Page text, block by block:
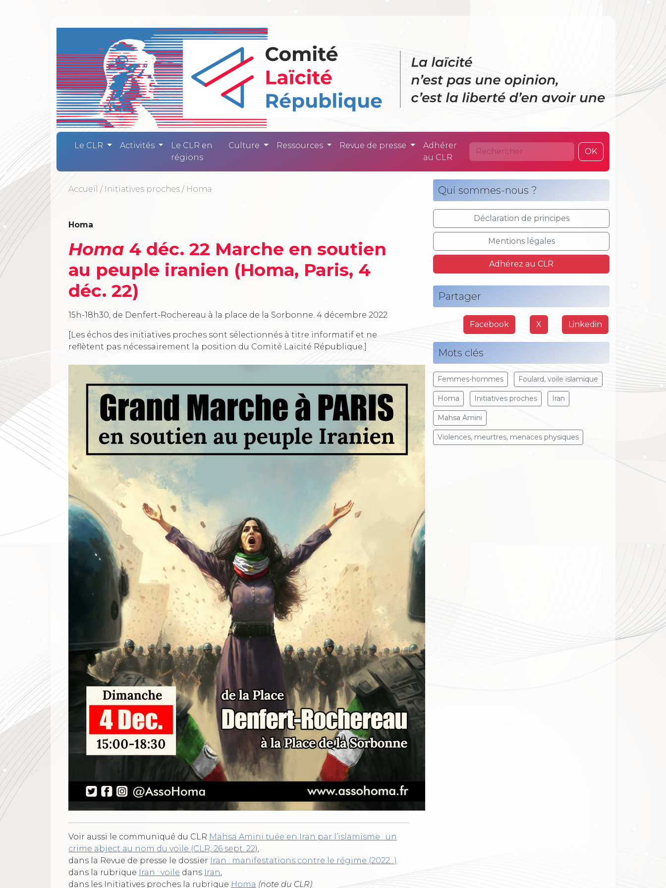
Comité Laïcité République - La laïcité
Le CLR Activités
Le CLR en
régions
Culture Ressources Revue de presse
Adhérer
au CLR
OK
Accueil / Initiatives proches / Homa
Homa
Homa 4 déc. 22 Marche en soutien
au peuple iranien (Homa, Paris, 4
déc. 22)
15h-18h30, de Denfert-Rochereau à la place de la Sorbonne. 4 décembre 2022
[Les échos des initiatives proches sont sélectionnés à titre informatif et ne
reflètent pas nécessairement la position du Comité Laïcité République.]
Voir aussi le communiqué du CLR Mahsa Amini tuée en Iran par l’islamisme : un
crime abject au nom du voile (CLR, 26 sept. 22),
dans la Revue de presse le dossier Iran : manifestations contre le régime (2022...)
dans la rubrique Iran : voile dans Iran,
dans les Initiatives proches la rubrique Homa (note du CLR).
Qui sommes-nous ?
Déclaration de principes
Mentions légales
Adhérez au CLR
Partager
Facebook X Linkedin
Mots clés
Femmes-hommes Foulard, voile islamique
Homa Initiatives proches Iran
Mahsa Amini
Violences, meurtres, menaces physiques